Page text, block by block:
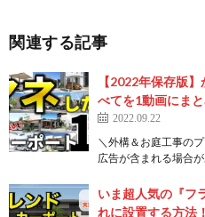
関連する記事
【2022年保存版
べてを1動画にま
2022.09.22
＼外構＆お庭工事の
広告が含まれる場合
いま超人気の『フ
れに設置する方法！